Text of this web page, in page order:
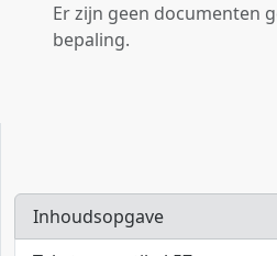
Er zijn geen documenten
bepaling.
Inhoudsopgave